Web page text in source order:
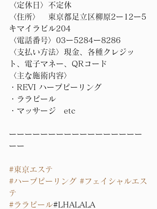
〈定休日〉不定休
〈住所〉　東京都足立区柳原2ー12ー5
キマイラビル204
〈電話番号〉03ー5284ー8286
〈支払い方法〉現金、各種クレジッ
ト、電子マネー、QRコード
〈主な施術内容〉
・REVI ハーブピーリング
・ララピール
・マッサージ　etc
ーーーーーーーーーーーーーーーーー
ーー
#東京エステ
#ハーブピーリング #フェイシャルエス
テ
#ララピール#LHALALA